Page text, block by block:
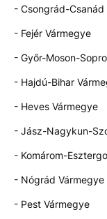
- Csongrád-Csanád
- Fejér Vármegye
- Győr-Moson-
- Hajdú-Bihar
- Heves Vármegye
- Jász-Nagykun-
- Komárom-
- Nógrád Vármegye
- Pest Vármegye